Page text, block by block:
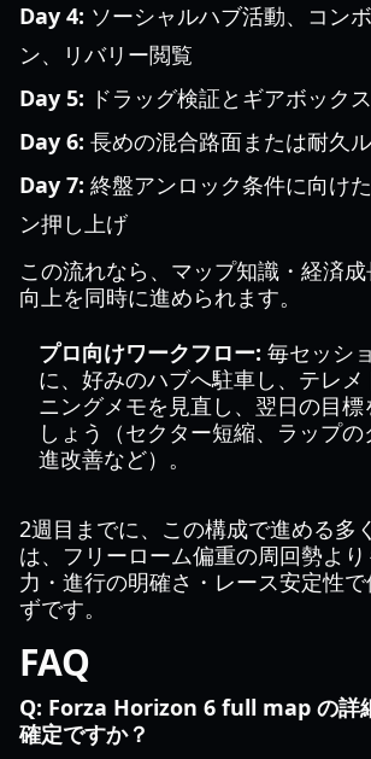
Day 4: ソーシャルハブ活動、コン
ン、リバリー閲覧
Day 5: ドラッグ検証とギアボック
Day 6: 長めの混合路面または耐久
Day 7: 終盤アンロック条件に向け
ン押し上げ
この流れなら、マップ知識・経済
向上を同時に進められます。
プロ向けワークフロー: 毎セッシ
に、好みのハブへ駐車し、テレ
ニングメモを見直し、翌日の目標
しょう（セクター短縮、ラップ
進改善など）。
2週目までに、この構成で進める多
は、フリーローム偏重の周回勢よ
力・進行の明確さ・レース安定性
ずです。
FAQ
Q: Forza Horizon 6 full map の詳
確定ですか？